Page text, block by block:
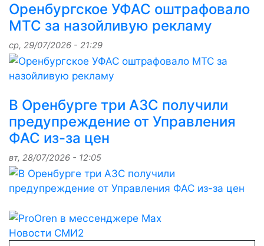
Оренбургское УФАС оштрафовало
МТС за назойливую рекламу
ср, 29/07/2026 - 21:29
В Оренбурге три АЗС получили
предупреждение от Управления
ФАС из-за цен
вт, 28/07/2026 - 12:05
Новости СМИ2